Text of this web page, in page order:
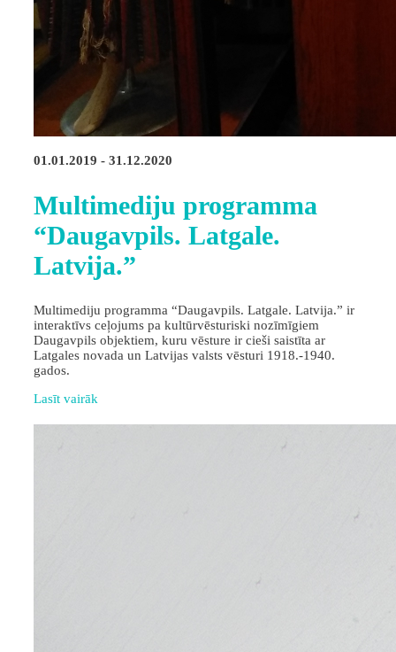
01.01.2019 - 31.12.2020
Multimediju programma
“Daugavpils. Latgale.
Latvija.”
Multimediju programma “Daugavpils. Latgale. Latvija.” ir
interaktīvs ceļojums pa kultūrvēsturiski nozīmīgiem
Daugavpils objektiem, kuru vēsture ir cieši saistīta ar
Latgales novada un Latvijas valsts vēsturi 1918.-1940.
gados.
Lasīt vairāk